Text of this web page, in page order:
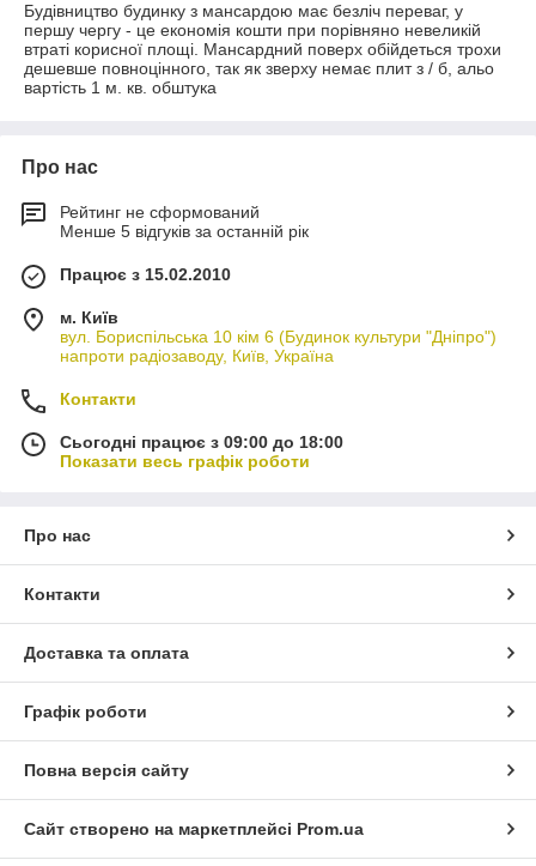
Будівництво будинку з мансардою має безліч переваг, у
першу чергу - це економія кошти при порівняно невеликій
втраті корисної площі. Мансардний поверх обійдеться трохи
дешевше повноцінного, так як зверху немає плит з / б, альо
вартість 1 м. кв. обштука
Про нас
Рейтинг не сформований
Менше 5 відгуків за останній рік
Працює з 15.02.2010
м. Київ
вул. Бориспільська 10 кім 6 (Будинок культури "Дніпро")
напроти радіозаводу, Київ, Україна
Контакти
Сьогодні працює з 09:00 до 18:00
Показати весь графік роботи
Про нас
Контакти
Доставка та оплата
Графік роботи
Повна версія сайту
Сайт створено на маркетплейсі Prom.ua